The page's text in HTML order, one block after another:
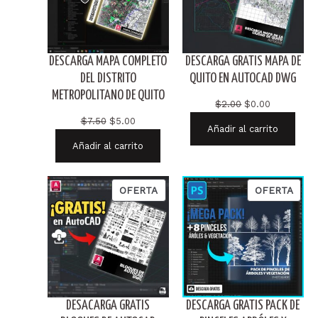
DESCARGA MAPA COMPLETO
DEL DISTRITO
METROPOLITANO DE QUITO
$7.50 El
$7.50.
$5.00El
$5.00.
Añadir al carrito
DESCARGA GRATIS MAPA DE
QUITO EN AUTOCAD DWG
$2.00 El
$0.00
Añadir al carrito
OFERTAPRODUCTO
EN
OFERTA
DESACARGA GRATIS
OFERTA
EN
DESCARGA GRATIS PACK DE